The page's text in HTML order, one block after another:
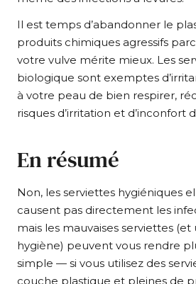
Il est temps d’abandonner le
produits chimiques agressifs
votre vulve mérite mieux. Les
biologique sont exemptes
à votre peau de bien respirer,
risques d’irritation et d’inconfort
En résumé
Non, les serviettes hygiéniques
causent pas directement les
mais les mauvaises serviettes (et
hygiène) peuvent vous rendre
simple — si vous utilisez des
couche plastique et pleines de